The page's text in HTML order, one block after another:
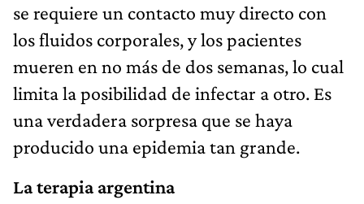
se requiere un contacto muy directo con
los fluidos corporales, y los pacientes
mueren en no más de dos semanas, lo cual
limita la posibilidad de infectar a otro. Es
una verdadera sorpresa que se haya
producido una epidemia tan grande.
La terapia argentina